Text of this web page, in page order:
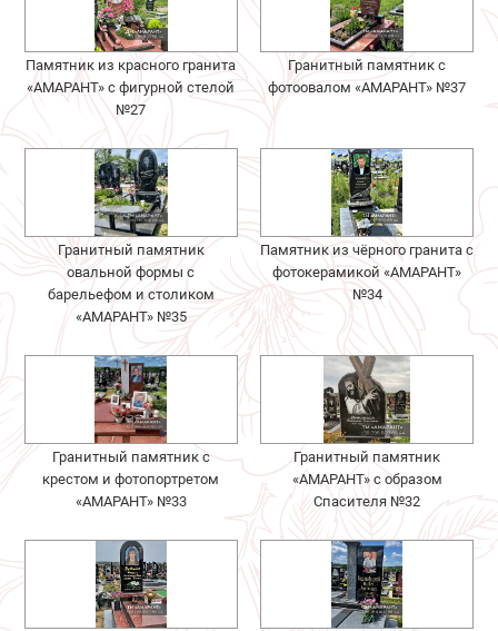
Памятник из красного гранита
«АМАРАНТ» с фигурной стелой
№27
Гранитный памятник с
фотоовалом «АМАРАНТ» №37
Гранитный памятник
овальной формы с
барельефом и столиком
«АМАРАНТ» №35
Памятник из чёрного гранита с
фотокерамикой «АМАРАНТ»
№34
Гранитный памятник с
крестом и фотопортретом
«АМАРАНТ» №33
Гранитный памятник
«АМАРАНТ» с образом
Спасителя №32